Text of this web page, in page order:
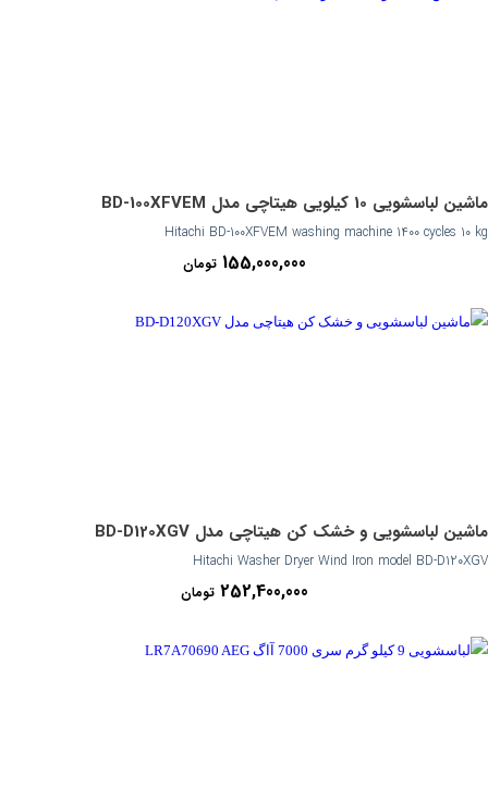
ماشین لباسشویی 10 کیلویی هیتاچی مدل BD-100XFVEM
Hitachi BD-100XFVEM washing machine 1400 cycles 10 kg
155,000,000 تومان
ماشین لباسشویی و خشک کن هیتاچی مدل BD-D120XGV
Hitachi Washer Dryer Wind Iron model BD-D120XGV
252,400,000 تومان